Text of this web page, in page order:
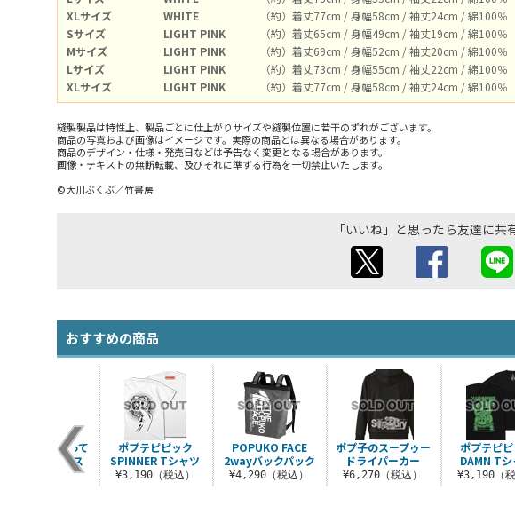
XLサイズ
WHITE
（約）着丈77cm / 身幅58cm / 袖丈24cm / 綿100％
Sサイズ
LIGHT PINK
（約）着丈65cm / 身幅49cm / 袖丈19cm / 綿100％
Mサイズ
LIGHT PINK
（約）着丈69cm / 身幅52cm / 袖丈20cm / 綿100％
Lサイズ
LIGHT PINK
（約）着丈73cm / 身幅55cm / 袖丈22cm / 綿100％
XLサイズ
LIGHT PINK （約）着丈77cm / 身幅58cm / 袖丈24cm / 綿100％
縫製製品は特性上、製品ごとに仕上がりサイズや縫製位置に若干のずれがございます。
商品の写真および画像はイメージです。実際の商品とは異なる場合があります。
商品のデザイン・仕様・発売日などは予告なく変更となる場合があります。
画像・テキストの無断転載、及びそれに準ずる行為を一切禁止いたします。
©大川ぶくぶ／竹書房
「いいね」と思ったら友達に共
おすすめの商品
ポプ子のスープゥー
ドライパーカー
¥6,270（税込）
ポプテピ
DAMN Tシ
¥3,190（税
竹書房カード持って
ないよパスケース
¥1,320（税込）
ポプテピピック
SPINNER Tシャツ
¥3,190（税込）
POPUKO FACE
2wayバックパック
¥4,290（税込）